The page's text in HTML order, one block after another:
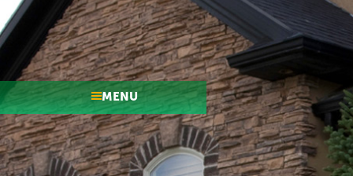
MENU